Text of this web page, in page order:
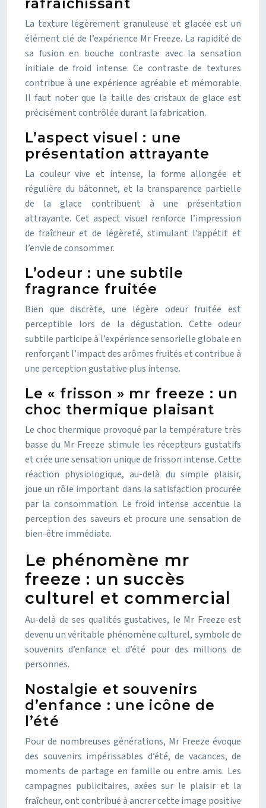
rafraîchissant
La texture légèrement granuleuse et glacée est un
élément clé de l’expérience Mr Freeze. La rapidité de
sa fusion en bouche contraste avec la sensation
initiale de froid intense. Ce contraste de textures
contribue à une expérience agréable et mémorable.
Il faut noter que la taille des cristaux de glace est
précisément contrôlée durant la fabrication.
L’aspect visuel : une
présentation attrayante
La couleur vive et intense, la forme allongée et
régulière du bâtonnet, et la transparence partielle
de la glace contribuent à une présentation
attrayante. Cet aspect visuel renforce l’impression
de fraîcheur et de légèreté, stimulant l’appétit et
l’envie de consommer.
L’odeur : une subtile
fragrance fruitée
Bien que discrète, une légère odeur fruitée est
perceptible lors de la dégustation. Cette odeur
subtile participe à l’expérience sensorielle globale en
renforçant l’impact des arômes fruités et contribue à
une perception gustative plus intense.
Le « frisson » mr freeze : un
choc thermique plaisant
Le choc thermique provoqué par la température très
basse du Mr Freeze stimule les récepteurs gustatifs
et crée une sensation unique de frisson intense. Cette
réaction physiologique, au-delà du simple plaisir,
joue un rôle important dans la satisfaction procurée
par la consommation. Le froid intense accentue la
perception des saveurs et procure une sensation de
bien-être immédiate.
Le phénomène mr
freeze : un succès
culturel et commercial
Au-delà de ses qualités gustatives, le Mr Freeze est
devenu un véritable phénomène culturel, symbole de
souvenirs d’enfance et d’été pour des millions de
personnes.
Nostalgie et souvenirs
d’enfance : une icône de
l’été
Pour de nombreuses générations, Mr Freeze évoque
des souvenirs impérissables d’été, de vacances, de
moments de partage en famille ou entre amis. Les
campagnes publicitaires, axées sur le plaisir et la
fraîcheur, ont contribué à ancrer cette image positive